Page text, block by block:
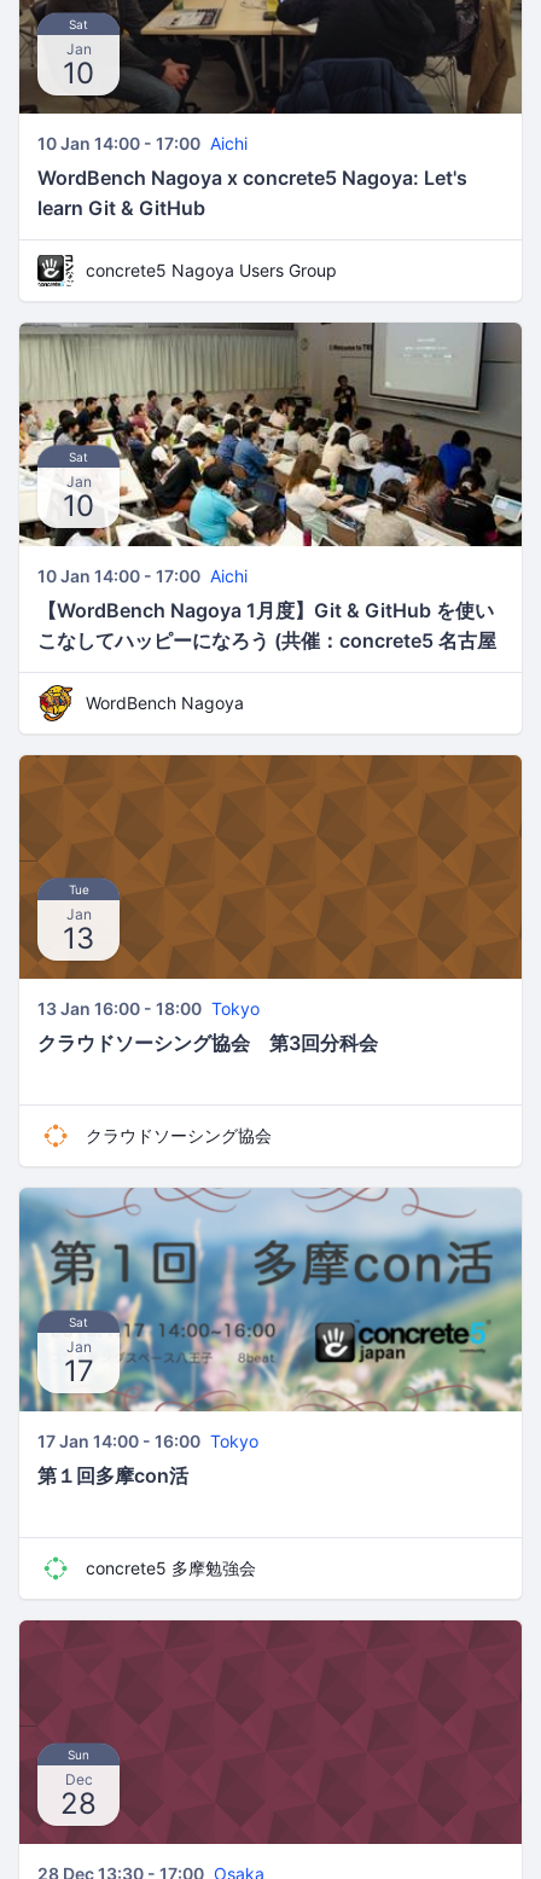
Sat
Jan
10
10 Jan 14:00 - 17:00 Aichi
WordBench Nagoya x concrete5 Nagoya: Let's
learn Git & GitHub
concrete5 Nagoya Users Group
Sat
Jan
10
10 Jan 14:00 - 17:00 Aichi
【WordBench Nagoya 1月度】Git & GitHub を使い
こなしてハッピーになろう (共催：concrete5 名古屋
ユーザーグループ)
WordBench Nagoya
Tue
Jan
13
13 Jan 16:00 - 18:00 Tokyo
クラウドソーシング協会 第3回分科会
クラウドソーシング協会
Sat
Jan
17
17 Jan 14:00 - 16:00 Tokyo
第１回多摩con活
concrete5 多摩勉強会
Sun
Dec
28
28 Dec 13:30 - 17:00 Osaka